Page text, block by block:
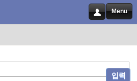
Menu
입력